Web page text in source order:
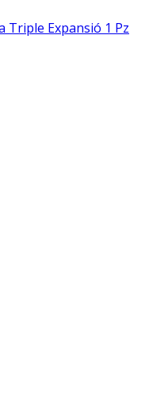
Triple Expansió 1 Pz